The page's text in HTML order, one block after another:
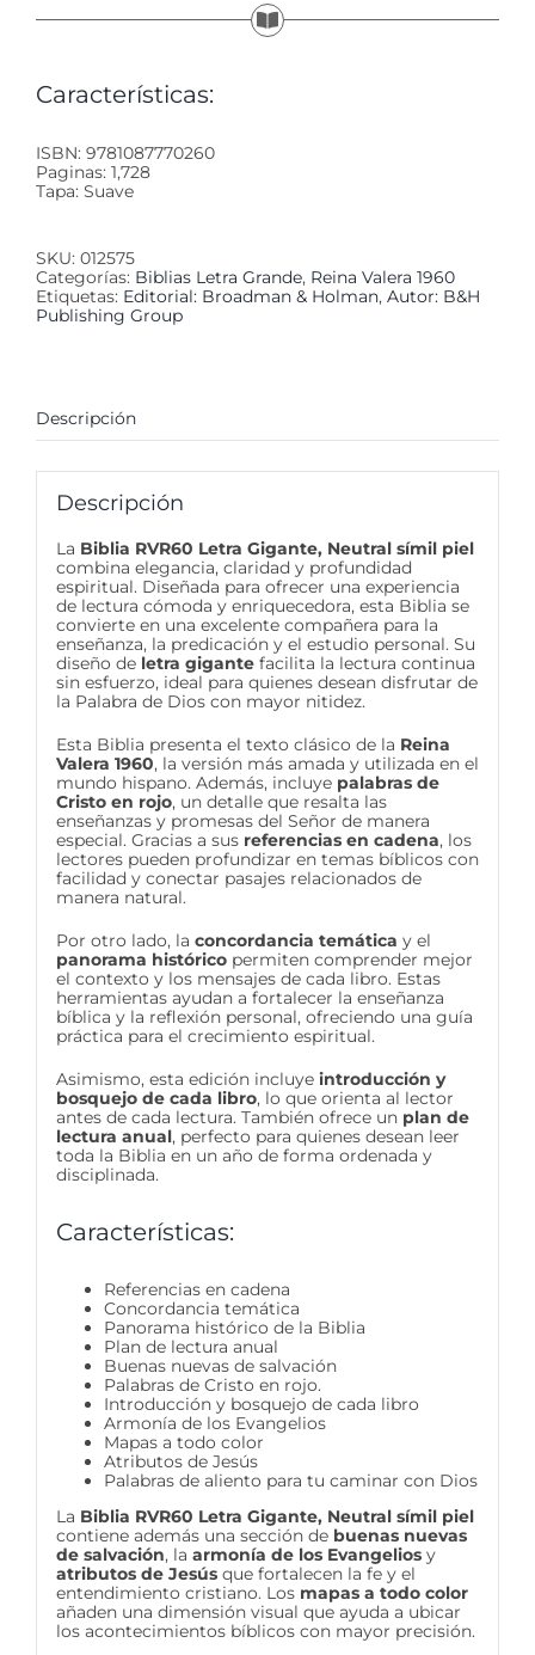
Características:
ISBN: 9781087770260
Paginas: 1,728
Tapa: Suave
SKU: 012575
Categorías: Biblias Letra Grande, Reina Valera 1960
Etiquetas: Editorial: Broadman & Holman, Autor: B&H
Publishing Group
Descripción
Descripción
La Biblia RVR60 Letra Gigante, Neutral símil piel
combina elegancia, claridad y profundidad
espiritual. Diseñada para ofrecer una experiencia
de lectura cómoda y enriquecedora, esta Biblia se
convierte en una excelente compañera para la
enseñanza, la predicación y el estudio personal. Su
diseño de letra gigantefacilita la lectura continua
sin esfuerzo, ideal para quienes desean disfrutar de
la Palabra de Dios con mayor nitidez.
Esta Biblia presenta el texto clásico de la Reina
Valera 1960, la versión más amada y utilizada en el
mundo hispano. Además, incluye palabras de
Cristo en rojo, un detalle que resalta las
enseñanzas y promesas del Señor de manera
especial. Gracias a sus referencias en cadena, los
lectores pueden profundizar en temas bíblicos con
facilidad y conectar pasajes relacionados de
manera natural.
Por otro lado, la concordancia temática y el
panorama históricopermiten comprender mejor
el contexto y los mensajes de cada libro. Estas
herramientas ayudan a fortalecer la enseñanza
bíblica y la reflexión personal, ofreciendo una guía
práctica para el crecimiento espiritual.
Asimismo, esta edición incluye introducción y
bosquejo de cada libro, lo que orienta al lector
antes de cada lectura. También ofrece un plan de
lectura anual, perfecto para quienes desean leer
toda la Biblia en un año de forma ordenada y
disciplinada.
Características:
Referencias en cadena
Concordancia temática
Panorama histórico de la Biblia
Plan de lectura anual
Buenas nuevas de salvación
Palabras de Cristo en rojo.
Introducción y bosquejo de cada libro
Armonía de los Evangelios
Mapas a todo color
Atributos de Jesús
Palabras de aliento para tu caminar con Dios
La Biblia RVR60 Letra Gigante, Neutral símil piel
contiene además una sección de buenas nuevas
de salvación, la armonía de los Evangeliosy
atributos de Jesúsque fortalecen la fe y el
entendimiento cristiano. Los mapas a todo color
añaden una dimensión visual que ayuda a ubicar
los acontecimientos bíblicos con mayor precisión.